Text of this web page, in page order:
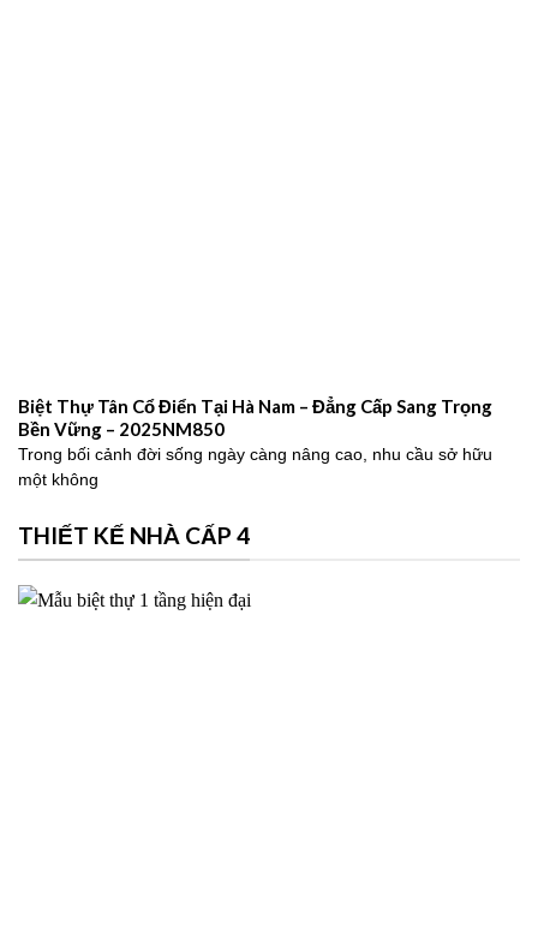
Biệt Thự Tân Cổ Điển Tại Hà Nam – Đẳng Cấp Sang Trọng
Bền Vững – 2025NM850
Trong bối cảnh đời sống ngày càng nâng cao, nhu cầu sở hữu
một không
THIẾT KẾ NHÀ CẤP 4